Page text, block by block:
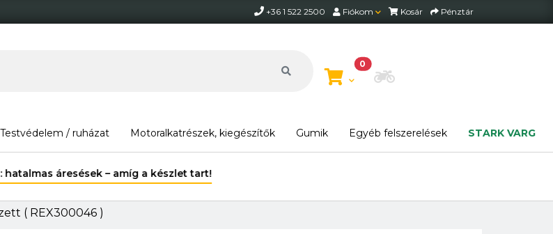
+36 1 522 2500 Fiókom Kosár Pénztár
0
Motor beállítása
Testvédelem / ruházat Motoralkatrészek, kiegészítők Gumik Egyéb felszerelések STARK VARG
ingyenes szállítás Magyarország területén*.
( REX300046 )